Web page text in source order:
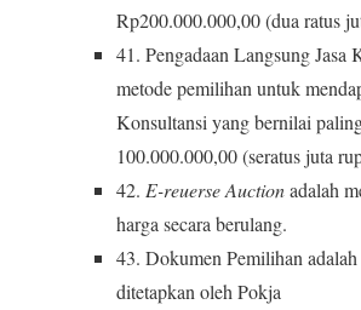
Rp200.000.000,00 (dua ratus
41. Pengadaan Langsung Jasa
metode pemilihan untuk
Konsultansi yang bernilai
100.000.000,00 (seratus juta
42. E-reuerse Auctionadalah
harga secara berulang.
43. Dokumen Pemilihan
ditetapkan oleh Pokja